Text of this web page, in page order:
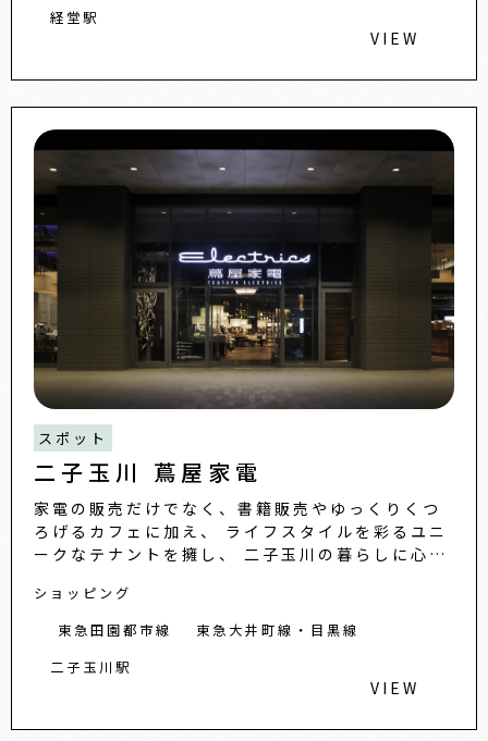
経堂駅
VIEW
スポット
二子玉川 蔦屋家電
家電の販売だけでなく、書籍販売やゆっくりくつ
ろげるカフェに加え、 ライフスタイルを彩るユニ
ークなテナントを擁し、 二子玉川の暮らしに心地
ショッピング
東急田園都市線
東急大井町線・目黒線
二子玉川駅
VIEW